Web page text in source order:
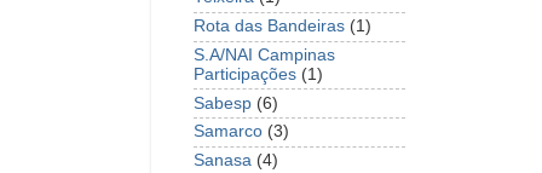
Rota das Bandeiras (1)
S.A/NAI Campinas
Participações (1)
Sabesp (6)
Samarco (3)
Sanasa (4)